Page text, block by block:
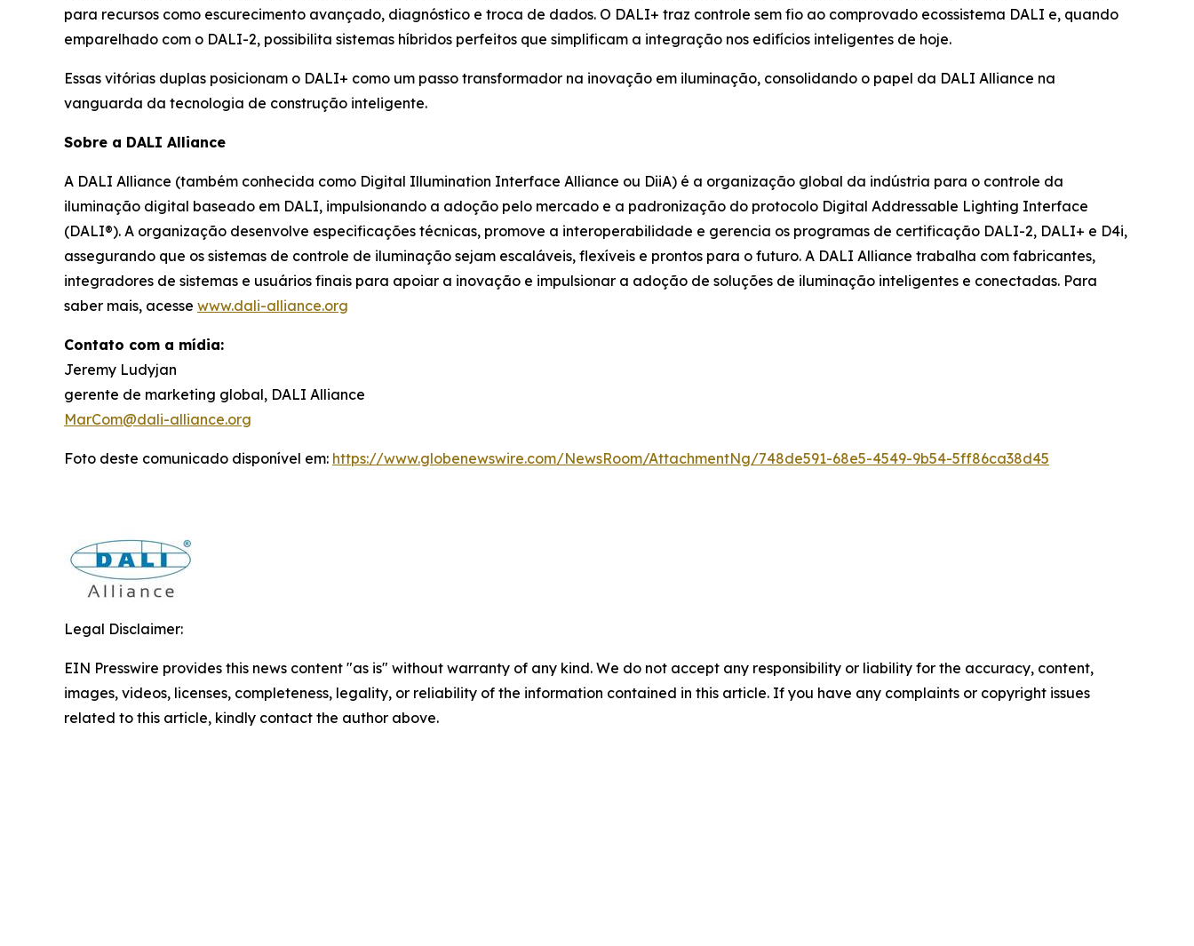
para recursos como escurecimento avançado, diagnóstico e troca de dados. O DALI+ traz controle sem fio ao comprovado ecossistema DALI e, quando
emparelhado com o DALI-2, possibilita sistemas híbridos perfeitos que simplificam a integração nos edifícios inteligentes de hoje.
Essas vitórias duplas posicionam o DALI+ como um passo transformador na inovação em iluminação, consolidando o papel da DALI Alliance na
vanguarda da tecnologia de construção inteligente.
Sobre a DALI Alliance
A DALI Alliance (também conhecida como Digital Illumination Interface Alliance ou DiiA) é a organização global da indústria para o controle da
iluminação digital baseado em DALI, impulsionando a adoção pelo mercado e a padronização do protocolo Digital Addressable Lighting Interface
(DALI®). A organização desenvolve especificações técnicas, promove a interoperabilidade e gerencia os programas de certificação DALI-2, DALI+ e D4i,
assegurando que os sistemas de controle de iluminação sejam escaláveis, flexíveis e prontos para o futuro. A DALI Alliance trabalha com fabricantes,
integradores de sistemas e usuários finais para apoiar a inovação e impulsionar a adoção de soluções de iluminação inteligentes e conectadas. Para
saber mais, acesse www.dali-alliance.org
Contato com a mídia:
Jeremy Ludyjan
gerente de marketing global, DALI Alliance
MarCom@dali-alliance.org
Foto deste comunicado disponível em: https://www.globenewswire.com/NewsRoom/AttachmentNg/748de591-68e5-4549-9b54-5ff86ca38d45
Legal Disclaimer:
EIN Presswire provides this news content "as is" without warranty of any kind. We do not accept any responsibility or liability for the accuracy, content,
images, videos, licenses, completeness, legality, or reliability of the information contained in this article. If you have any complaints or copyright issues
related to this article, kindly contact the author above.